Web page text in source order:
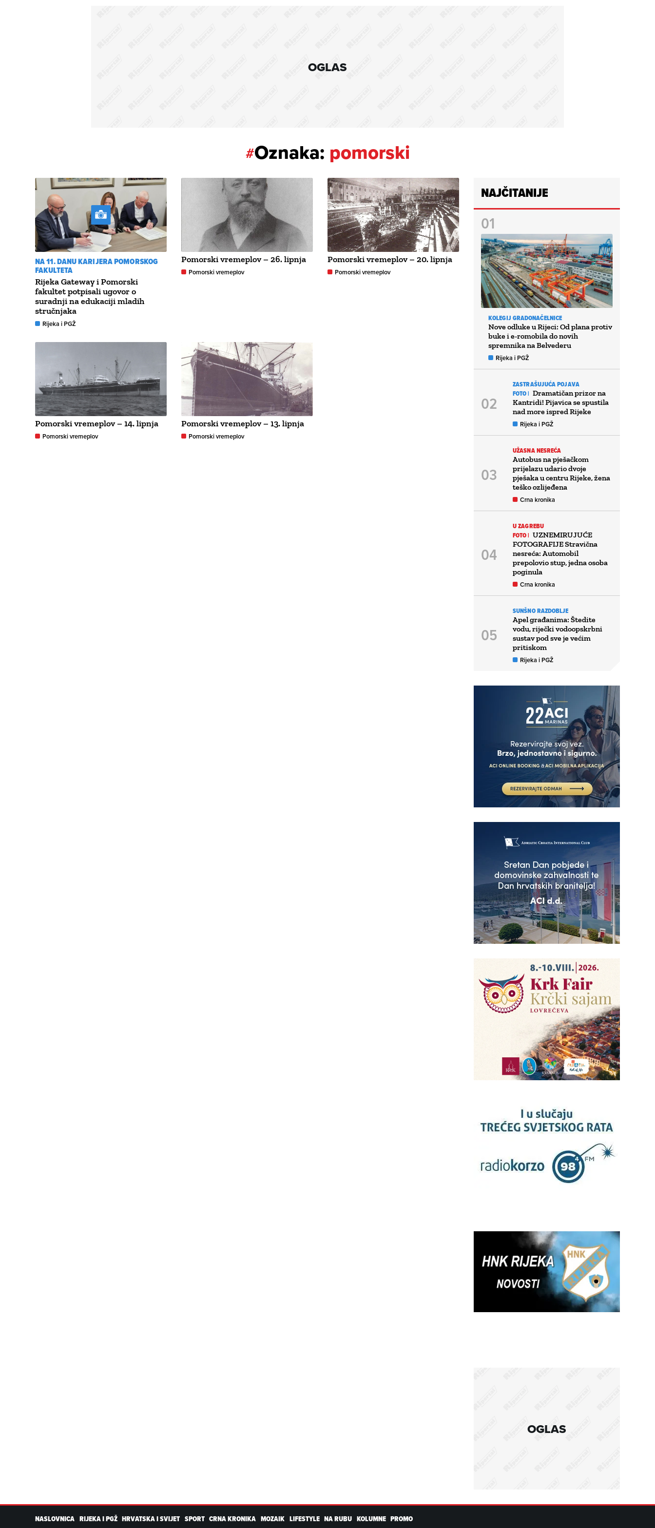
OGLAS
#Oznaka: pomorski
NA 11. DANU KARIJERA POMORSKOG
FAKULTETA
Rijeka Gateway i Pomorski
fakultet potpisali ugovor o
suradnji na edukaciji mladih
stručnjaka
Rijeka i PGŽ
Pomorski vremeplov – 26. lipnja
Pomorski vremeplov
Pomorski vremeplov – 20. lipnja
Pomorski vremeplov
Pomorski vremeplov – 14. lipnja
Pomorski vremeplov
Pomorski vremeplov – 13. lipnja
Pomorski vremeplov
NAJČITANIJE
KOLEGIJ GRADONAČELNICE
Nove odluke u Rijeci: Od plana protiv
buke i e-romobila do novih
spremnika na Belvederu
Rijeka i PGŽ
ZASTRAŠUJUĆA POJAVA
FOTO | Dramatičan prizor na
Kantridi! Pijavica se spustila
nad more ispred Rijeke
Rijeka i PGŽ
UŽASNA NESREĆA
Autobus na pješačkom
prijelazu udario dvoje
pješaka u centru Rijeke, žena
teško ozlijeđena
Crna kronika
U ZAGREBU
FOTO | UZNEMIRUJUĆE
FOTOGRAFIJE Stravična
nesreća: Automobil
prepolovio stup, jedna osoba
poginula
Crna kronika
SUNŠNO RAZDOBLJE
Apel građanima: Štedite
vodu, riječki vodoopskrbni
sustav pod sve je većim
pritiskom
Rijeka i PGŽ
OGLAS
NASLOVNICA RIJEKA I PGŽ HRVATSKA I SVIJET SPORT CRNA KRONIKA MOZAIK LIFESTYLE NA RUBU KOLUMNE PROMO